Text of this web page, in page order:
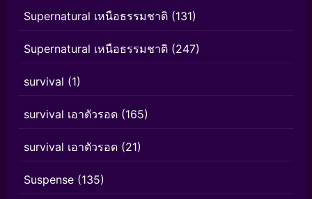
Supernatural เหนือธรรมชาติ (131)
Supernatural เหนือธรรมชาติ (247)
survival (1)
survival เอาตัวรอด (165)
survival เอาตัวรอด (21)
Suspense (135)